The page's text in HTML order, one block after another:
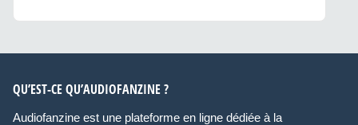
QU’EST-CE QU’AUDIOFANZINE ?
Audiofanzine est une plateforme en ligne dédiée à la